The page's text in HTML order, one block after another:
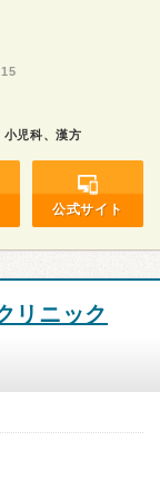
児科、漢方
公式サイト
リニック